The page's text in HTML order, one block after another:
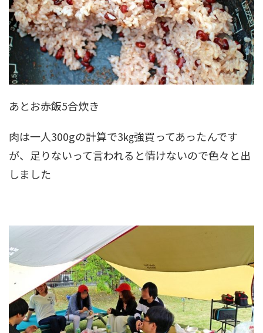
あとお赤飯5合炊き
肉は一人300gの計算で3㎏強買ってあったんです
が、足りないって言われると情けないので色々と出
しました